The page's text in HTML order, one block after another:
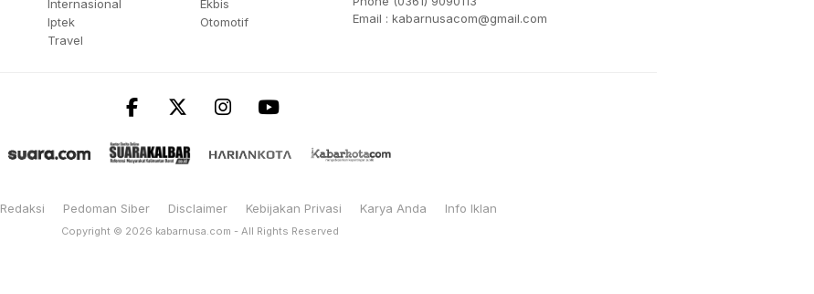
Internasional
Ekbis
Iptek
Otomotif
Travel
Email : kabarnusacom@gmail.com
Redaksi Pedoman Siber Disclaimer Kebijakan Privasi Karya Anda Info Iklan
Copyright © 2026 kabarnusa.com - All Rights Reserved